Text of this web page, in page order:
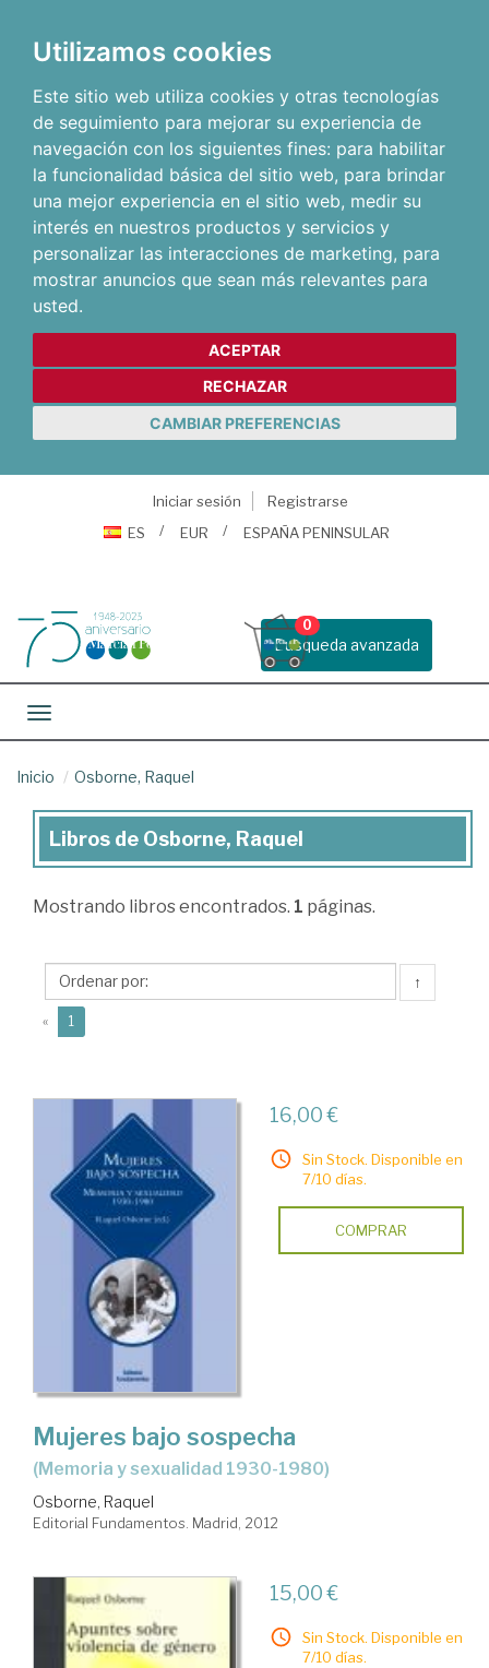
Utilizamos cookies
Este sitio web utiliza cookies y otras tecnologías
de seguimiento para mejorar su experiencia de
navegación con los siguientes fines: para habilitar
la funcionalidad básica del sitio web, para brindar
una mejor experiencia en el sitio web, medir su
interés en nuestros productos y servicios y
personalizar las interacciones de marketing, para
mostrar anuncios que sean más relevantes para
usted.
ACEPTAR
RECHAZAR
CAMBIAR PREFERENCIAS
Iniciar sesión
Registrarse
ES
EUR ESPAÑA PENINSULAR
Busqueda avanzada
0
Toggle navigation
Inicio Osborne, Raquel
Libros
Osborne,
Libros de Osborne, Raquel
Mostrando libros encontrados. 1 páginas.
↑
« 1
16,00 €
Sin Stock. Disponible en
7/10 días.
COMPRAR
Mujeres bajo sospecha
(memoria y sexualidad 1930-1980)
Osborne, Raquel
Editorial Fundamentos. Madrid, 2012
15,00 €
Sin Stock. Disponible en
7/10 días.